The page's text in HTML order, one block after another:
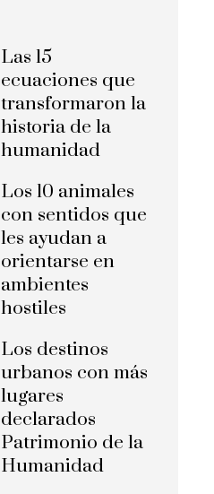
Las 15
ecuaciones que
transformaron la
historia de la
humanidad
Los 10 animales
con sentidos que
les ayudan a
orientarse en
ambientes
hostiles
Los destinos
urbanos con más
lugares
declarados
Patrimonio de la
Humanidad